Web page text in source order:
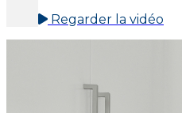
Regarder la vidéo